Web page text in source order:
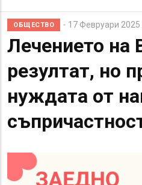
ОБЩЕСТВО 17 Февруари 2025
Лечението на
резултат, но
нуждата от